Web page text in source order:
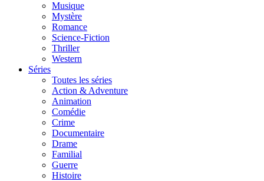
Musique
Mystère
Romance
Science-Fiction
Thriller
Western
Séries
Toutes les séries
Action & Adventure
Animation
Comédie
Crime
Documentaire
Drame
Familial
Guerre
Histoire